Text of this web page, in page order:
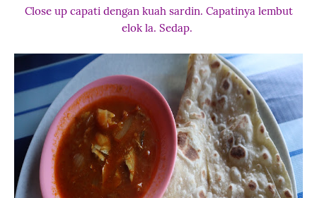
Close up capati dengan kuah sardin. Capatinya lembut
elok la. Sedap.